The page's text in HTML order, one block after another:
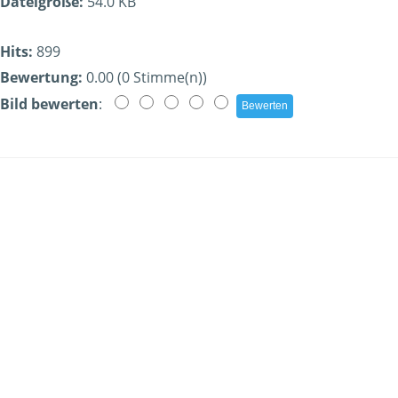
Hits: 899
Bewertung: 0.00 (0 Stimme(n))
Bild bewerten: